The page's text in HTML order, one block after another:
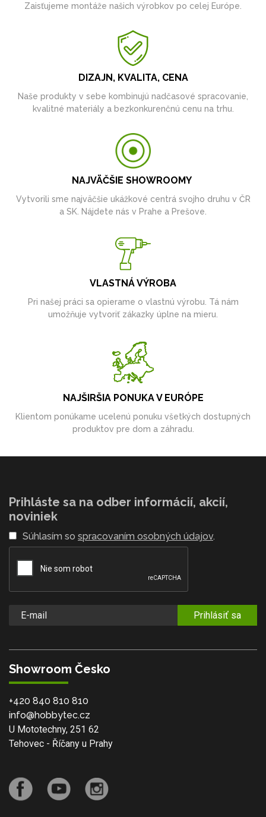
Zaisťujeme montáže našich výrobkov po celej Európe.
DIZAJN, KVALITA, CENA
Naše produkty v sebe kombinujú nadčasové spracovanie,
kvalitné materiály a bezkonkurenčnú cenu na trhu.
NAJVÄČŠIE SHOWROOMY
Vytvorili sme najväčšie ukážkové centrá svojho druhu v ČR
a SK. Nájdete nás v Prahe a Prešove.
VLASTNÁ VÝROBA
Pri našej práci sa opierame o vlastnú výrobu. Tá nám
umožňuje vytvoriť zákazky úplne na mieru.
NAJŠIRŠIA PONUKA V EURÓPE
Klientom ponúkame ucelenú ponuku všetkých dostupných
produktov pre dom a záhradu.
Prihláste sa na odber informácií, akcií,
noviniek
Súhlasím so spracovaním osobných údajov.
Prihlásiť sa
Showroom Česko
+420 840 810 810
info@hobbytec.cz
U Mototechny, 251 62
Tehovec - Říčany u Prahy